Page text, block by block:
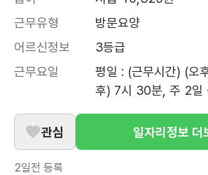
근무유형
방문요양
어르신정보
3등급
근무요일
평일 : (근무시간) (오
후) 7시 30분, 주 2일
관심 일자리정보 더
2일전 등록